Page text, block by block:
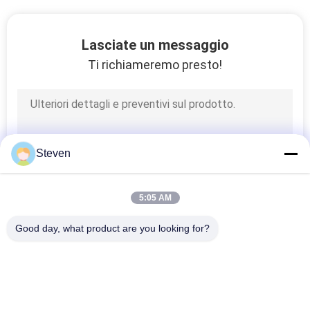
Connettore di cavo
di FPC
Connettori
dell'ingresso/uscita
Lasciate un messaggio
Ti richiameremo presto!
Steven
5:05 AM
Good day, what product are you looking for?